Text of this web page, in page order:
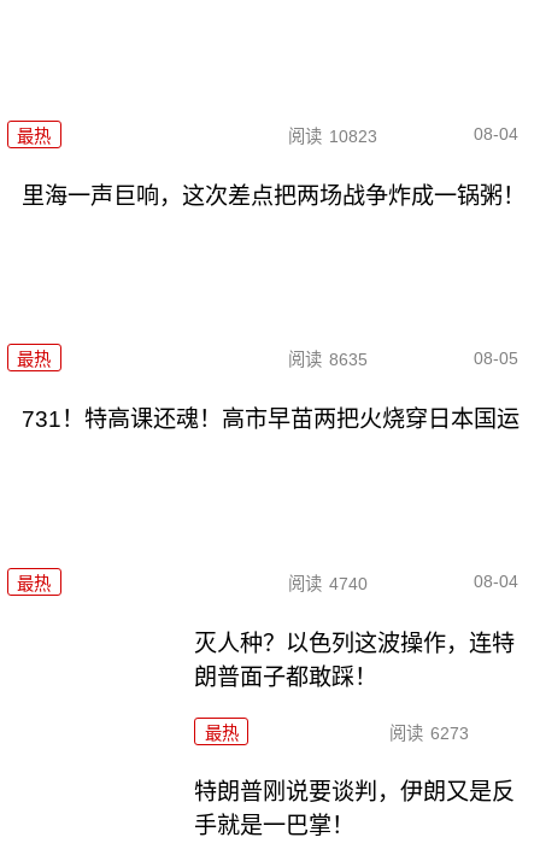
最热 阅读 10823 08-04
里海一声巨响，这次差点把两场战争炸成一锅粥！
最热 阅读 8635 08-05
731！特高课还魂！高市早苗两把火烧穿日本国运
最热 阅读 4740 08-04
灭人种？以色列这波操作，连特
朗普面子都敢踩！
最热 阅读 6273
特朗普刚说要谈判，伊朗又是反
手就是一巴掌！